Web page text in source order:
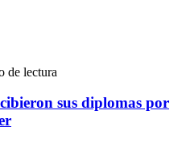
de lectura
sus diplomas por